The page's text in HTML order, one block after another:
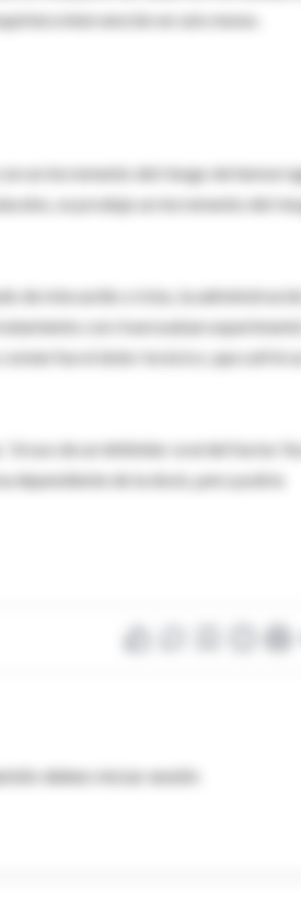
intervención en seis meses.
un incremento del riesgo de
se produjo un incremento del
de miocardio o ictus, la
con rivaroxaban
fue el dolor torácico, que sufrió
uso de un inhibidor oral del factor
dependiente de la dosis, pero podría
debes iniciar sesión